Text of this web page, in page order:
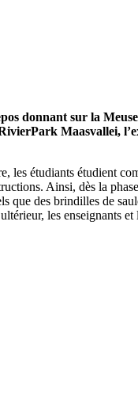
donnant sur la
Maasvallei,
les étudiants étudient
Ainsi, dès la
que des brindilles de
les enseignants et